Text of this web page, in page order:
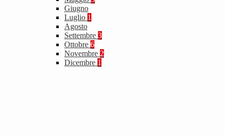
Giugno
Luglio 1
Agosto
Settembre 3
Ottobre 6
Novembre 2
Dicembre 1